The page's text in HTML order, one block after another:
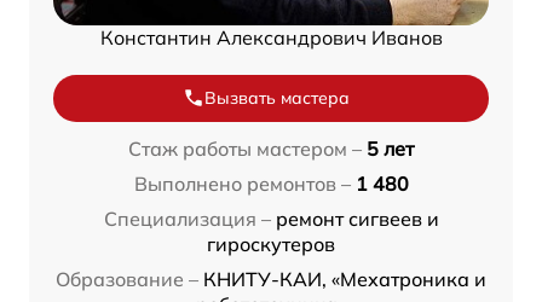
Константин Александрович Иванов
Вызвать мастера
Стаж работы мастером – 5 лет
Выполнено ремонтов – 1 480
Специализация – ремонт сигвеев и
гироскутеров
Образование – КНИТУ-КАИ, «Мехатроника и